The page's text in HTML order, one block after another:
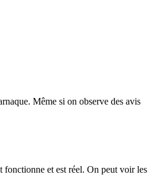
Même si on observe des avis
fonctionne et est réel. On peut voir les